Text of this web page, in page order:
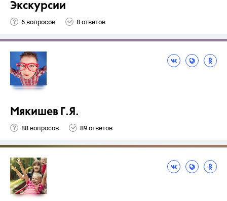
Экскурсии
6 вопросов 8 ответов
Мякишев Г.Я.
88 вопросов 89 ответов